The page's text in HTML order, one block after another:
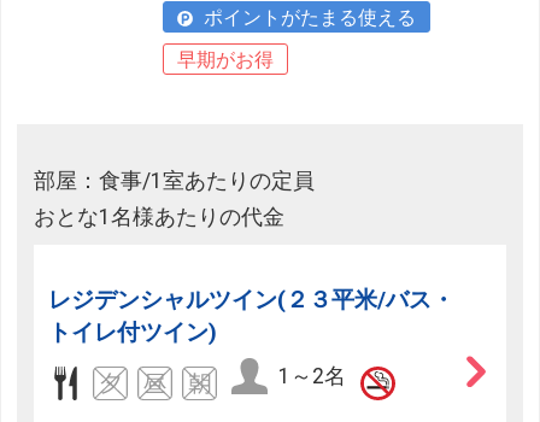
ポイントがたまる使える
早期がお得
部屋：食事/1室あたりの定員
おとな1名様あたりの代金
レジデンシャルツイン(２３平米/バス・
トイレ付ツイン)
1～2名